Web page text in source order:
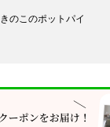
きのこのポットパイ